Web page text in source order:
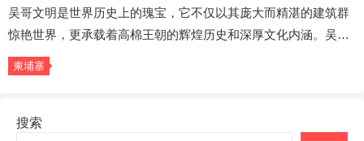
吴哥文明是世界历史上的瑰宝，它不仅以其庞大而精湛的建筑群
惊艳世界，更承载着高棉王朝的辉煌历史和深厚文化内涵。吴…
柬埔寨
搜索